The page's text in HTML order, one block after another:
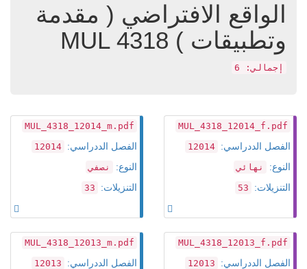
الواقع الافتراضي ( مقدمة
وتطبيقات ) MUL 4318
إجمالي: 6
MUL_4318_12014_f.pdf
الفصل الددراسي: 12014
النوع: نهائي
التنزيلات: 53
MUL_4318_12014_m.pdf
الفصل الددراسي: 12014
النوع: نصفي
التنزيلات: 33
MUL_4318_12013_f.pdf
الفصل الددراسي: 12013
MUL_4318_12013_m.pdf
الفصل الددراسي: 12013